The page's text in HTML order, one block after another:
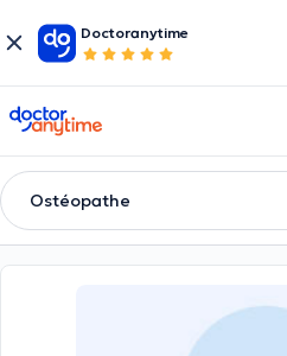
Doctoranytime
doctoranytime
Ostéopathe